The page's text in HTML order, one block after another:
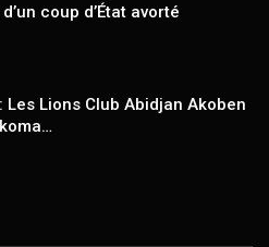
coup d’État avorté
Les Lions Club Abidjan Akoben